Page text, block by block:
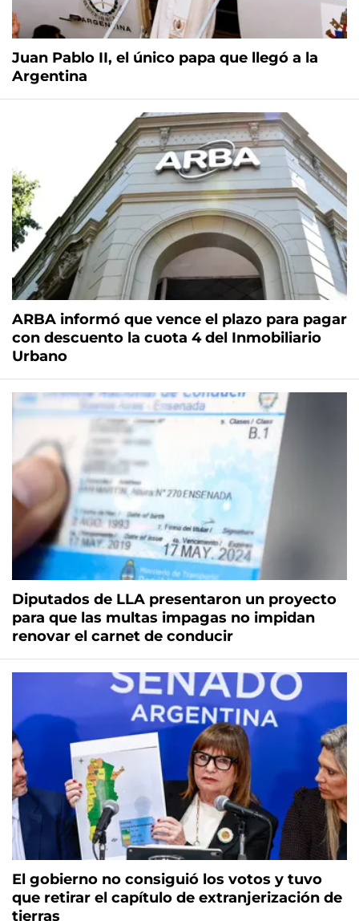
Juan Pablo II, el único papa que llegó a la
Argentina
ARBA informó que vence el plazo para pagar
con descuento la cuota 4 del Inmobiliario
Urbano
Diputados de LLA presentaron un proyecto
para que las multas impagas no impidan
renovar el carnet de conducir
El gobierno no consiguió los votos y tuvo
que retirar el capítulo de extranjerización de
tierras